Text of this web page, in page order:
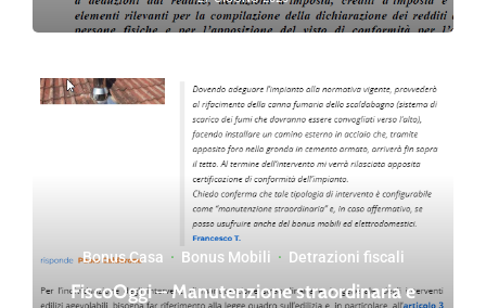
Bonus Casa · Bonus Mobili · Detrazioni fiscali
FiscoOggi – Manutenzione straordinaria e